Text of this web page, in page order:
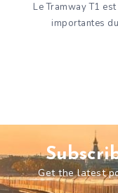
Le Tramway T1
importantes
Get the latest